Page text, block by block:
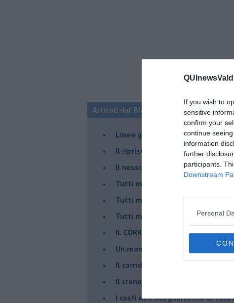
If you wish to
sensitive
confirm your
continue
information
further
participants.
Downstream
Personal
Articoli dal Blog “Disincantato” di
​Linee guida per organizzare il
​Il ripristino della natura
Il nesso tra cambiamenti
Tutti morimmo a stento (3)
Tutti morimmo a stento (2)
​Tutti morimmo a stento (1)
IL CORRIDOIO BLU il resoconto
Un manuale essenziale per
Il corridoio blu
​Il cronoprogramma ottimale
​I costi dell’adeguamento al cold